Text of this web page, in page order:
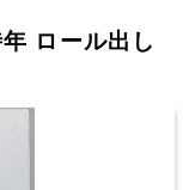
ロール出し